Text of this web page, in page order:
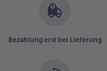
Bezahlung erst bei Lieferung